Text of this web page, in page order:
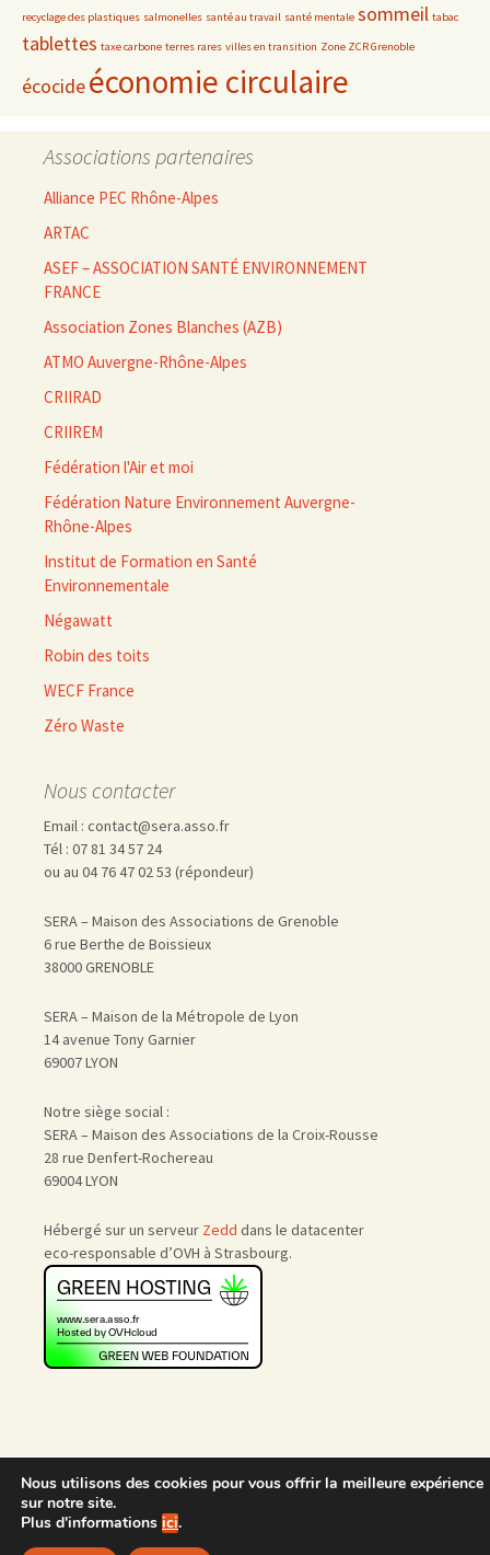
recyclage des plastiques salmonelles santé au travail santé mentale sommeil tabac
tablettes taxe carbone terres rares villes en transition Zone ZCR Grenoble
écocideéconomie circulaire
Associations partenaires
Alliance PEC Rhône-Alpes
ARTAC
ASEF – ASSOCIATION SANTÉ ENVIRONNEMENT
FRANCE
Association Zones Blanches (AZB)
ATMO Auvergne-Rhône-Alpes
CRIIRAD
CRIIREM
Fédération l'Air et moi
Fédération Nature Environnement Auvergne-
Rhône-Alpes
Institut de Formation en Santé
Environnementale
Négawatt
Robin des toits
WECF France
Zéro Waste
Nous contacter
Email : contact@sera.asso.fr
Tél : 07 81 34 57 24
ou au 04 76 47 02 53 (répondeur)
SERA – Maison des Associations de Grenoble
6 rue Berthe de Boissieux
38000 GRENOBLE
SERA – Maison de la Métropole de Lyon
14 avenue Tony Garnier
69007 LYON
Notre siège social :
SERA – Maison des Associations de la Croix-Rousse
28 rue Denfert-Rochereau
69004 LYON
Hébergé sur un serveur Zedd dans le datacenter
eco-responsable d’OVH à Strasbourg.
Accueil | Nous rejoindre
Admin
Nous utilisons des cookies pour vous offrir la meilleure expérience
sur notre site.
Plus d'informations ici.